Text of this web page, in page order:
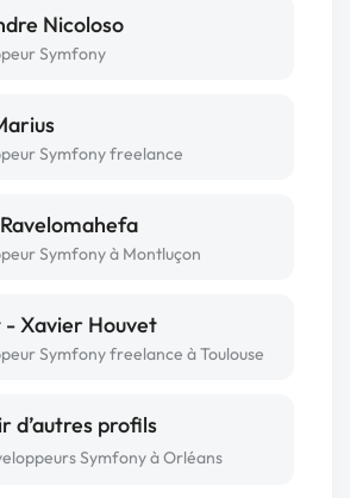
Nicoloso
Symfony
Symfony freelance
Symfony à Montluçon
- Xavier Houvet
Symfony freelance à Toulouse
d’autres profils
Symfony à Orléans